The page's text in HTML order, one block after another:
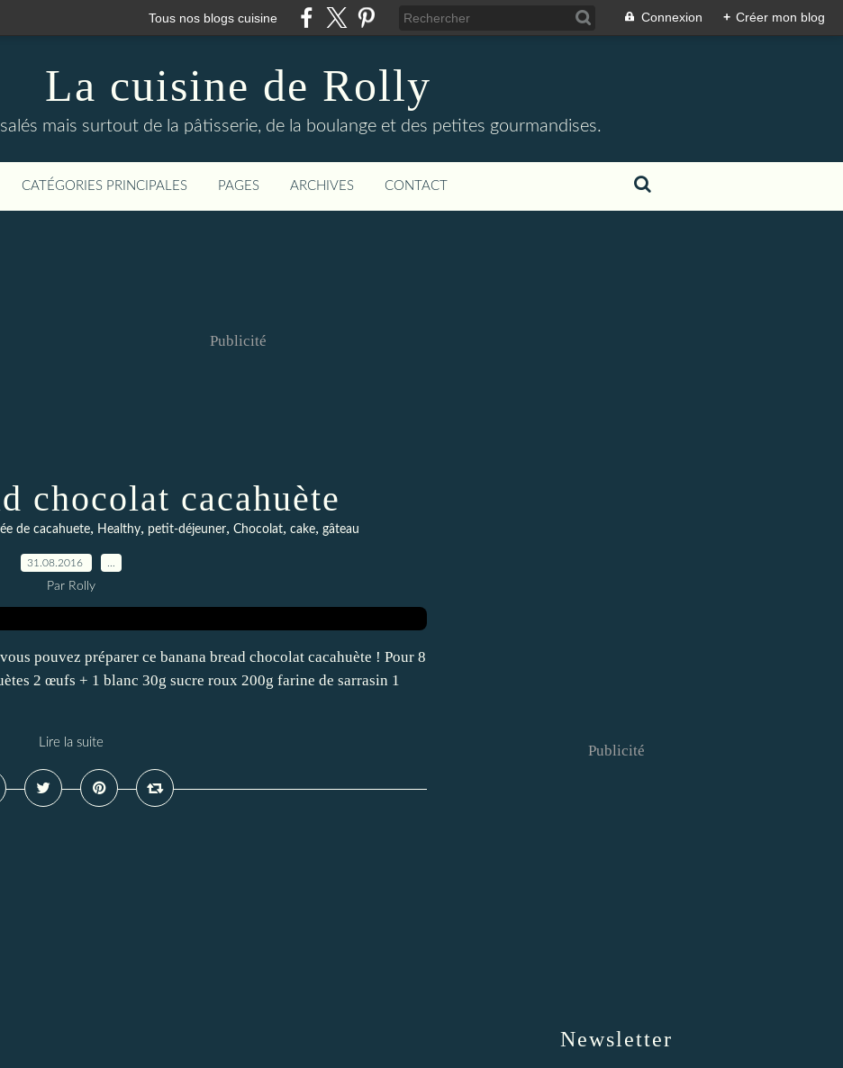
Tous nos blogs cuisine Connexion + Créer mon blog
La cuisine de Rolly
mais surtout de la pâtisserie, de la boulange et des petites gourmandises.
CATÉGORIES PRINCIPALES PAGES ARCHIVES CONTACT
Publicité
chocolat cacahuète
de cacahuete, Healthy, petit-déjeuner, Chocolat, cake, gâteau
31.08.2016
Par Rolly
pouvez préparer ce banana bread chocolat cacahuète ! Pour 8
2 œufs + 1 blanc 30g sucre roux 200g farine de sarrasin 1
Lire la suite
Newsletter
Publicité